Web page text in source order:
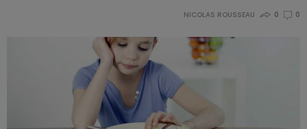
NICOLAS ROUSSEAU 0 0